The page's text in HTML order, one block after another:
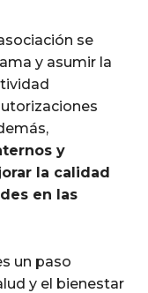
se
y asumir la
y
la calidad
en las
un paso
y el bienestar